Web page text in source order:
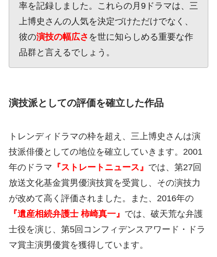
率を記録しました。これらの月9ドラマは、三
上博史さんの人気を決定づけただけでなく、
彼の演技の幅広さ を世に知らしめる重要な作
品群と言えるでしょう。
演技派としての評価を確立した作品
トレンディドラマの枠を超え、三上博史さんは演
技派俳優としての地位を確立していきます。2001
年のドラマ 『ストレートニュース』 では、第27回
放送文化基金賞男優演技賞を受賞し、その演技力
が改めて高く評価されました。また、2016年の
『遺産相続弁護士 柿崎真一』 では、破天荒な弁護
士役を演じ、第5回コンフィデンスアワード・ドラ
マ賞主演男優賞を獲得しています。